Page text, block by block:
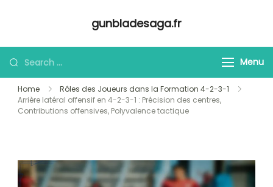
gunbladesaga.fr
Looking
for
Something?
Menu
Home
Rôles des Joueurs dans la Formation 4-2-3-1
Arrière latéral offensif en 4-2-3-1 : Précision des centres,
Contributions offensives, Polyvalence tactique